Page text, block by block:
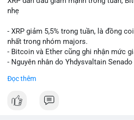
nhẹ
- XRP giảm 5,5% trong tuần, là đồng
nhất trong nhóm majors.
- Bitcoin và Ether cũng ghi nhận mức
- Nguyên nhân do Yhdysvaltain
hè, đẩy việc thảo luận sang tháng 9.
XRP và Ripple, ảnh hưởng đến tâm lý
Đọc thêm